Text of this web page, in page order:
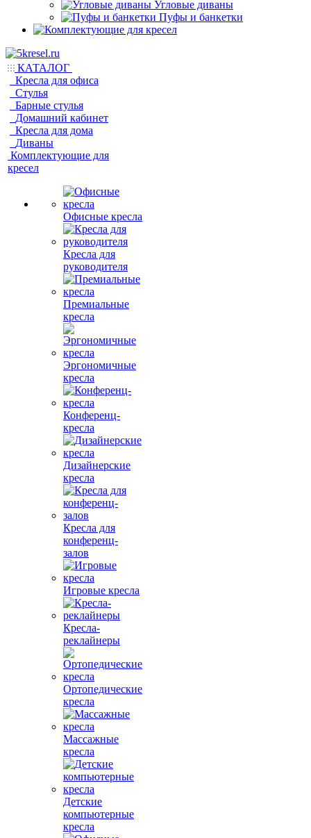
Угловые диваны
Пуфы и банкетки
КАТАЛОГ
Кресла для офиса
Стулья
Барные стулья
Домашний кабинет
Кресла для дома
Диваны
Комплектующие для
кресел
Офисные кресла
Кресла для
руководителя
Премиальные
кресла
Эргономичные
кресла
Конференц-
кресла
Дизайнерские
кресла
Кресла для
конференц-
залов
Игровые кресла
Кресла-
реклайнеры
Ортопедические
кресла
Массажные
кресла
Детские
компьютерные
кресла